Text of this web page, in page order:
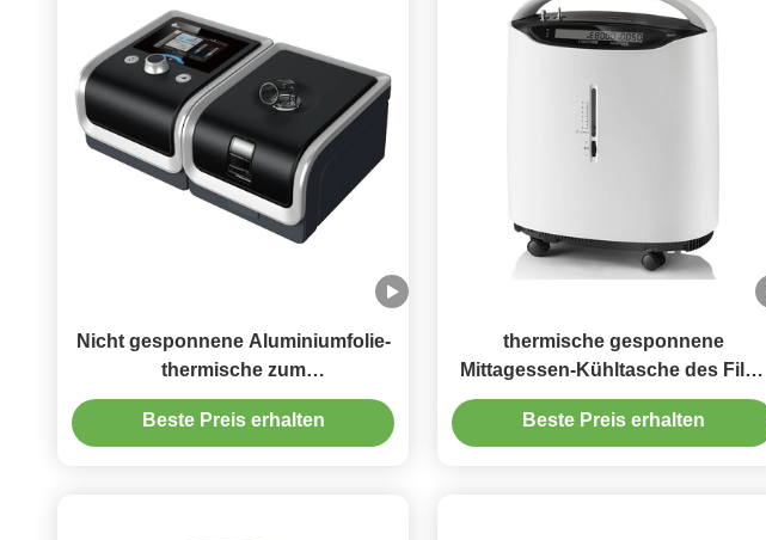
Nicht gesponnene Aluminiumfolie-
thermische zum
Mitnehmentaschen-tragbare Hitze-
Bewahrungs-Tasche
Beste Preis erhalten
thermische gesponnene
Mittagessen-Kühltasche des Film-
40L für die Hitze-Bewahrungs-kalte
große Kapazität
Beste Preis erhalten